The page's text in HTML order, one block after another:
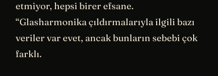
etmiyor, hepsi birer efsane.
“Glasharmonika çıldırmalarıyla ilgili bazı
veriler var evet, ancak bunların sebebi çok
farklı.